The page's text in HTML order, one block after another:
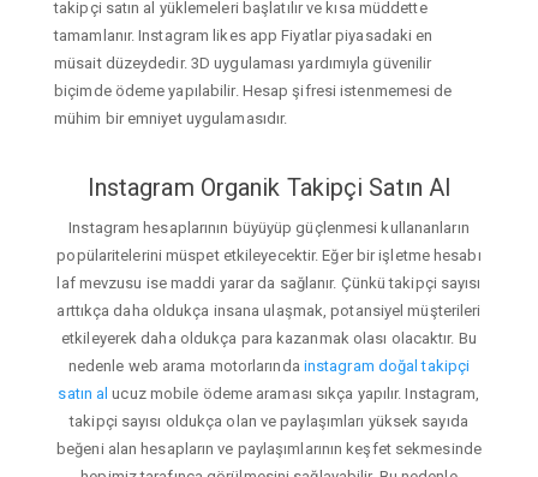
takipçi satın al yüklemeleri başlatılır ve kısa müddette
tamamlanır. Instagram likes app Fiyatlar piyasadaki en
müsait düzeydedir. 3D uygulaması yardımıyla güvenilir
biçimde ödeme yapılabilir. Hesap şifresi istenmemesi de
mühim bir emniyet uygulamasıdır.
Instagram Organik Takipçi Satın Al
Instagram hesaplarının büyüyüp güçlenmesi kullananların
popülaritelerini müspet etkileyecektir. Eğer bir işletme hesabı
laf mevzusu ise maddi yarar da sağlanır. Çünkü takipçi sayısı
arttıkça daha oldukça insana ulaşmak, potansiyel müşterileri
etkileyerek daha oldukça para kazanmak olası olacaktır. Bu
nedenle web arama motorlarında instagram doğal takipçi
satın al ucuz mobile ödeme araması sıkça yapılır. Instagram,
takipçi sayısı oldukça olan ve paylaşımları yüksek sayıda
beğeni alan hesapların ve paylaşımlarının keşfet sekmesinde